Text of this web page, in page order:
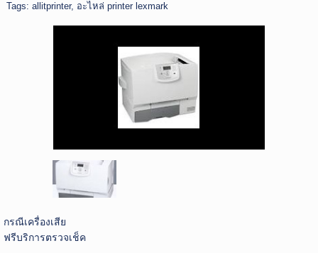
Tags: allitprinter, อะไหล่ printer lexmark
กรณีเครื่องเสีย
ฟรีบริการตรวจเช็ค